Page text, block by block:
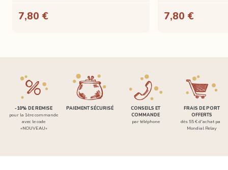
7,80 € 7,80 €
-10% DE REMISE
pour la 1ère commande
avec le code
«NOUVEAU»
PAIEMENT SÉCURISÉ
CONSEILS ET
COMMANDE
par téléphone
FRAIS DE PORT
OFFERTS
dès 55 € d'achat par
Mondial Relay